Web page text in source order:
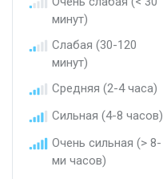
минут)
Слабая (30-120
минут)
Средняя (2-4 часа)
Сильная (4-8 часов)
Очень сильная (> 8-
ми часов)